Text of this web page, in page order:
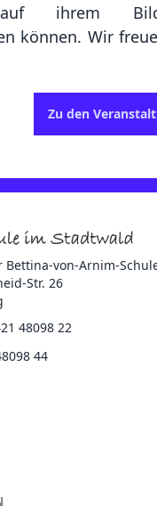
ihrem
können. Wir
Zu den
Bettina-von-Arnim-
Str. 26
48098 22
44